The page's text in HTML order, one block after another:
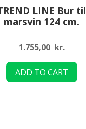
LINE Bur til
marsvin 124 cm.
1.755,00 kr.
ADD TO CART